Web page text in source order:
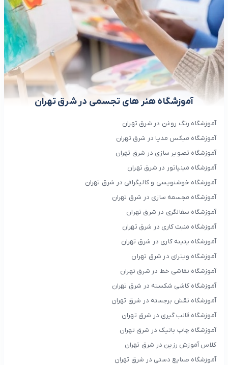
آموزشگاه هنر های تجسمی در شرق تهران
آموزشگاه رنگ روغن در شرق تهران
آموزشگاه میکس مدیا در شرق تهران
آموزشگاه تصویر سازی در شرق تهران
آموزشگاه مینیاتور در شرق تهران
آموزشگاه خوشنویسی و کالیگرافی در شرق تهران
آموزشگاه مجسمه سازی در شرق تهران
آموزشگاه سفالگری در شرق تهران
آموزشگاه منبت کاری در شرق تهران
آموزشگاه پتینه کاری در شرق تهران
آموزشگاه ویترای در شرق تهران
آموزشگاه نقاشی خط در شرق تهران
آموزشگاه کاشی شکسته در شرق تهران
آموزشگاه نقش برجسته در شرق تهران
آموزشگاه قالب گیری در شرق تهران
آموزشگاه چاپ باتیک در شرق تهران
کلاس آموزش رزین در شرق تهران
آموزشگاه صنایع دستی در شرق تهران